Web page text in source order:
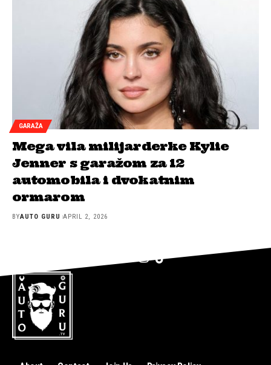
GARAŽA
Mega vila milijarderke Kylie
Jenner s garažom za 12
automobila i dvokatnim
ormarom
BYAUTO GURU APRIL 2, 2026